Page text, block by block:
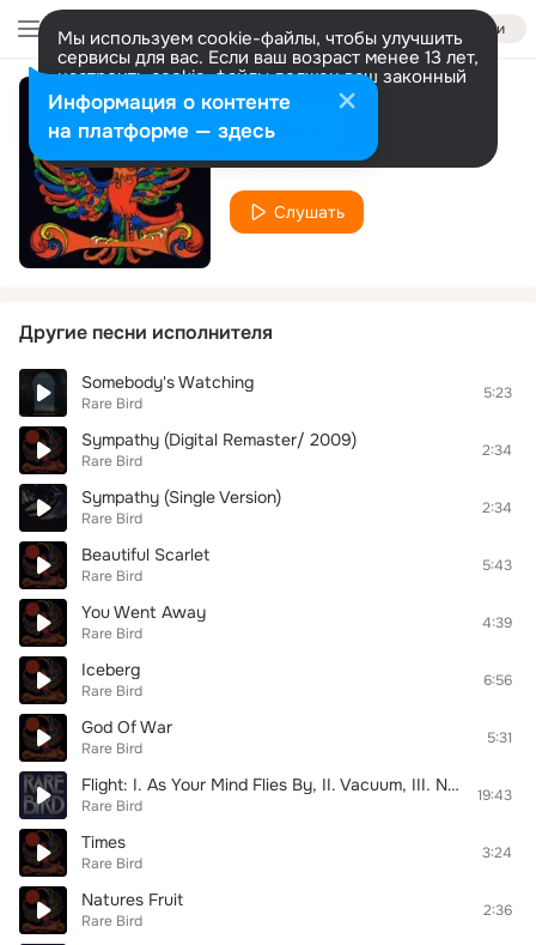
Войти
Мы используем cookie-файлы, чтобы улучшить
сервисы для вас. Если ваш возраст менее 13 лет,
настроить cookie-файлы должен ваш законный
представитель. Больше информации
Разрешить все Настроить
Melanie
Rare Bird
Слушать
Другие песни исполнителя
Somebody's Watching
Rare Bird
5:23
Sympathy (Digital Remaster/ 2009)
Rare Bird
2:34
Sympathy (Single Version)
Rare Bird
2:34
Beautiful Scarlet
Rare Bird
5:43
You Went Away
Rare Bird
4:39
Iceberg
Rare Bird
6:56
God Of War
Rare Bird
5:31
Flight: I. As Your Mind Flies By, II. Vacuum, III. New Yorker, IV. Central
Rare Bird
19:43
Times
Rare Bird
3:24
Natures Fruit
Rare Bird
2:36
Информация о контенте
на платформе — здесь